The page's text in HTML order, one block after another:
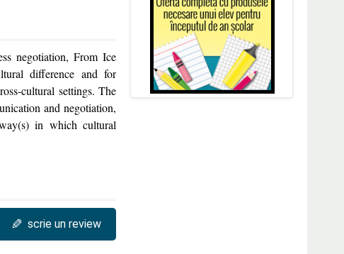
negotiation, From Ice
difference and for
cultural settings. The
and negotiation,
in which cultural
✎ scrie un review